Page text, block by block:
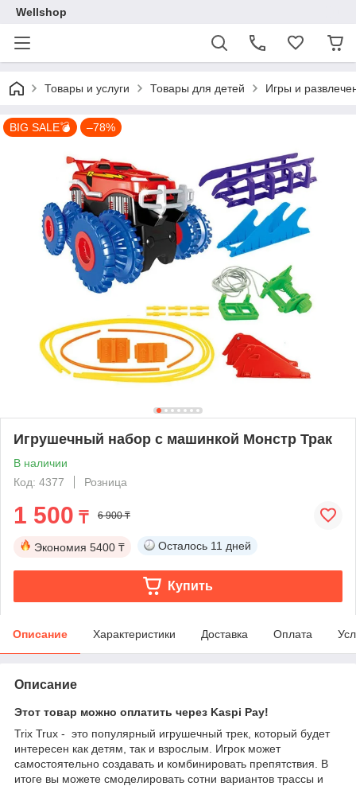
Wellshop
Товары и услуги Товары для детей Игры и
BIG SALE💣 –78%
Игрушечный набор с машинкой Монстр Трак
В наличии
Код: 4377
Розница
1 500 ₸ 6 900 ₸
Экономия 5400 ₸ Осталось 11 дней
Купить
Описание Характеристики Доставка Оплата
Описание
Этот товар можно оплатить через Kaspi Pay!
Trix Trux - это популярный игрушечный трек, который будет
интересен как детям, так и взрослым. Игрок может
самостоятельно создавать и комбинировать препятствия. В
итоге вы можете смоделировать сотни вариантов трассы и